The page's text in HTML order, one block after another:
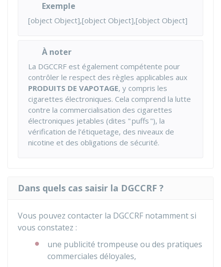
Exemple
[object Object],[object Object],[object Object]
À noter
La DGCCRF est également compétente pour
contrôler le respect des règles applicables aux
PRODUITS DE VAPOTAGE, y compris les
cigarettes électroniques. Cela comprend la lutte
contre la commercialisation des cigarettes
électroniques jetables (dites " puffs "), la
vérification de l'étiquetage, des niveaux de
nicotine et des obligations de sécurité.
Dans quels cas saisir la DGCCRF ?
Vous pouvez contacter la DGCCRF notamment si
vous constatez :
une publicité trompeuse ou des pratiques
commerciales déloyales,